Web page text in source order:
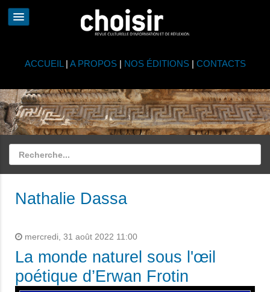
ACCUEIL | A PROPOS| NOS ÉDITIONS| CONTACTS
Nathalie Dassa
mercredi, 31 août 2022 11:00
La monde naturel sous l'œil
poétique d’Erwan Frotin